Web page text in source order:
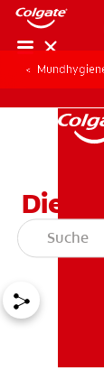
Die
Ihrem